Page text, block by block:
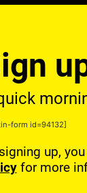
form id=94132]
up,
for more